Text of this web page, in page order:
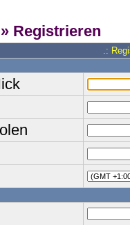
Registrieren
.: